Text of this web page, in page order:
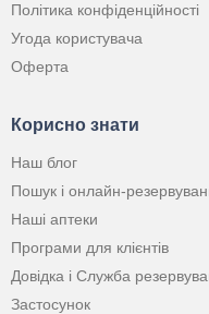
Політика конфіденційності
Угода користувача
Оферта
Корисно знати
Наш блог
Пошук і онлайн-
Наші аптеки
Програми для клієнтів
Довідка і Служба
Застосунок